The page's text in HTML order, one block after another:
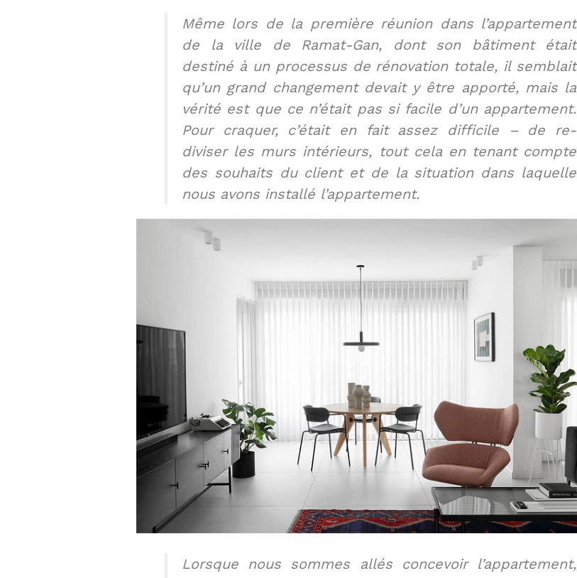
Même lors de la première réunion dans l’appartement
de la ville de Ramat-Gan, dont son bâtiment était
destiné à un processus de rénovation totale, il semblait
qu’un grand changement devait y être apporté, mais la
vérité est que ce n’était pas si facile d’un appartement.
Pour craquer, c’était en fait assez difficile – de re-
diviser les murs intérieurs, tout cela en tenant compte
des souhaits du client et de la situation dans laquelle
nous avons installé l’appartement.
Lorsque nous sommes allés concevoir l’appartement,